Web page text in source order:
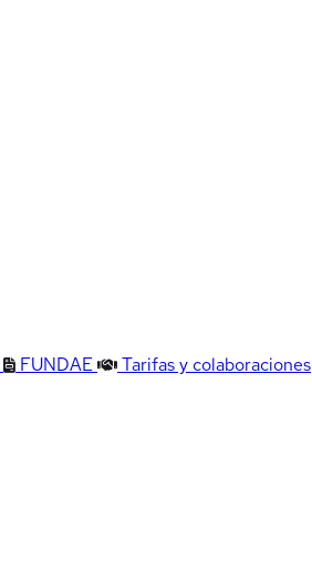
FUNDAE
Tarifas y colaboraciones